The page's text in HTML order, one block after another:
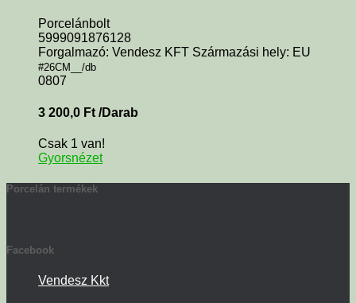
Porcelánbolt
5999091876128
Forgalmazó: Vendesz KFT Származási hely: EU
#26CM__/db
0807
3 200,0 Ft /Darab
Csak 1 van!
Gyorsnézet
Porcelán termékek
Facebook
Vendesz Kkt